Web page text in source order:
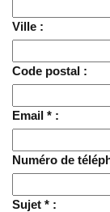
Ville :
Code postal :
Email * :
Numéro de
Sujet * :